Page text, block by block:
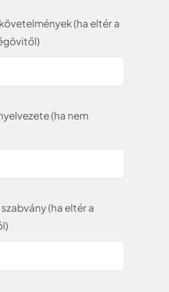
(ha eltér a
(ha nem
(ha eltér a